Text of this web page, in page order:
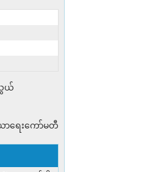
သွယ်
ရေးကော်မတီ